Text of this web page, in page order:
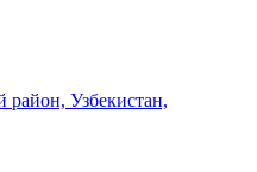
район, Узбекистан,